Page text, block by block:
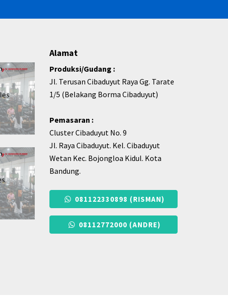
Alamat
Produksi/Gudang :
Jl. Terusan Cibaduyut Raya Gg. Tarate
1/5 (Belakang Borma Cibaduyut)
Pemasaran :
Cluster Cibaduyut No. 9
Jl. Raya Cibaduyut. Kel. Cibaduyut
Wetan Kec. Bojongloa Kidul. Kota
Bandung.
081122330898 (RISMAN)
08112772000 (ANDRE)